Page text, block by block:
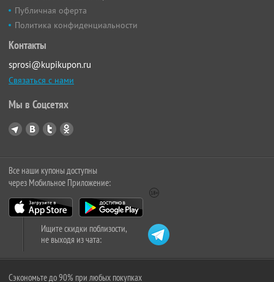
Публичная оферта
Политика конфиденциальности
Контакты
sprosi@kupikupon.ru
Связаться с нами
Мы в Соцсетях
Все наши купоны доступны
через Мобильное Приложение:
Ищите скидки поблизости,
не выходя из чата:
Сэкономьте до 90% при любых покупках